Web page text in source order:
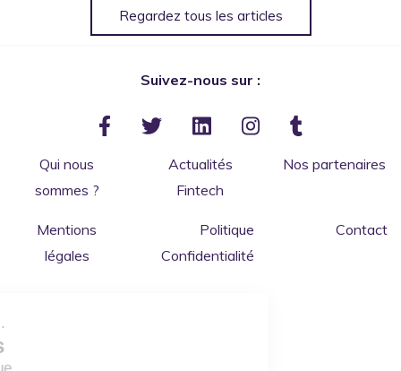
Regardez tous les articles
Suivez-nous sur :
Qui nous
sommes ?
Actualités
Fintech
Nos partenaires
Mentions
légales
Politique
Confidentialité
Contact